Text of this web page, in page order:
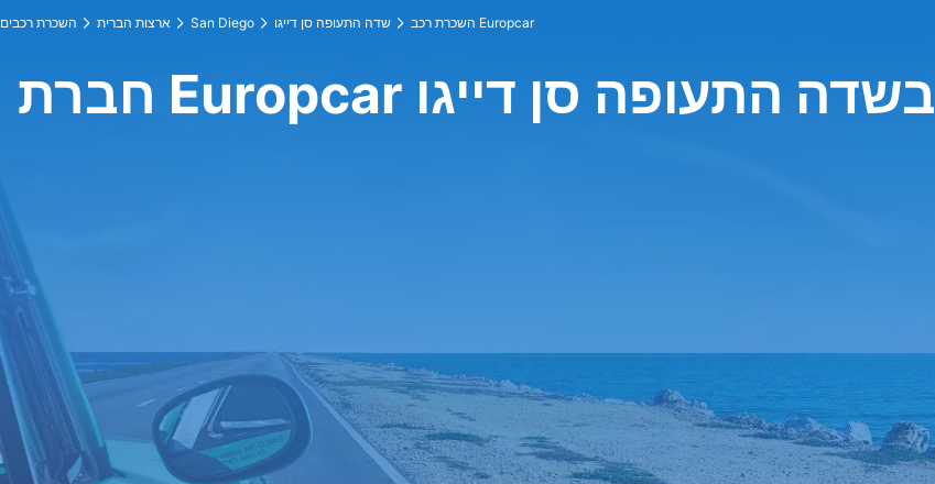
השכרת רכבים ארצות הברית San Diego שדה התעופה סן דייגו השכרת רכב Europcar
חברת Europcar בשדה התעופה סן דייגו